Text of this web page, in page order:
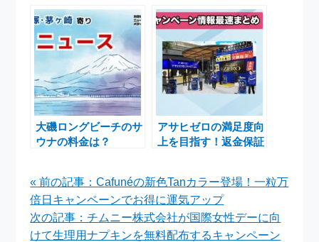
泊プランのご案内
ーをシグネチャーレス
トランで提供開始
大磯ロングビーチのサ
ウナの料金は？
アサヒゼロの満足度向
上を目指す！返金保証
« 前の記事：Cafunéの新色Tanカラー登場！一粒万
倍日キャンペーンでお得に運気アップ
次の記事：チムニー株式会社が国際女性デーに向
けて生理用ナプキンを無料配布するキャンペーン